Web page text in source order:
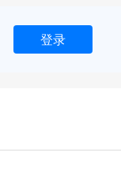
登录